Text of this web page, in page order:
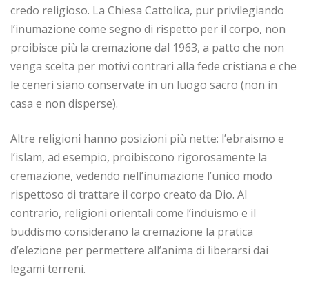
credo religioso. La Chiesa Cattolica, pur privilegiando
l’inumazione come segno di rispetto per il corpo, non
proibisce più la cremazione dal 1963, a patto che non
venga scelta per motivi contrari alla fede cristiana e che
le ceneri siano conservate in un luogo sacro (non in
casa e non disperse).
Altre religioni hanno posizioni più nette: l’ebraismo e
l’islam, ad esempio, proibiscono rigorosamente la
cremazione, vedendo nell’inumazione l’unico modo
rispettoso di trattare il corpo creato da Dio. Al
contrario, religioni orientali come l’induismo e il
buddismo considerano la cremazione la pratica
d’elezione per permettere all’anima di liberarsi dai
legami terreni.